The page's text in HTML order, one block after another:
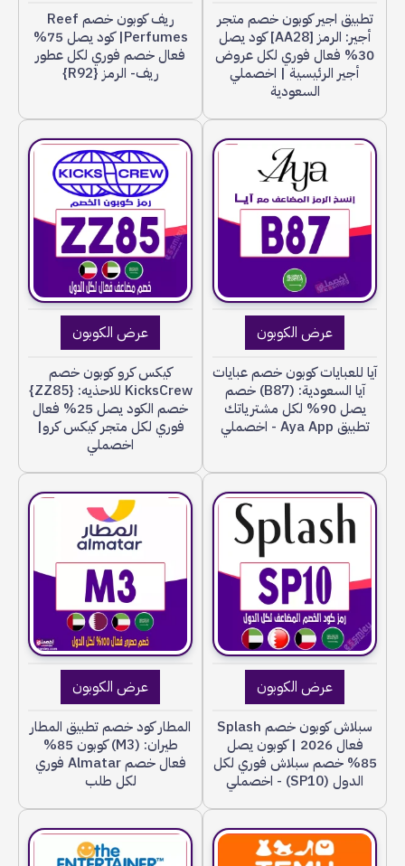
تطبيق اجير كوبون خصم متجر
أجير: الرمز [AA28] كود يصل
30% فعال فوري لكل عروض
أجير الرئيسية | اخصملي
السعودية
ريف كوبون خصم Reef
Perfumes| كود يصل 75%
فعال خصم فوري لكل عطور
ريف- الرمز {R92}
عرض الكوبون
آيا للعبايات كوبون خصم عبايات
آيا السعودية: (B87) خصم
يصل 90% لكل مشترياتك
تطبيق Aya App - اخصملي
عرض الكوبون
كيكس كرو كوبون خصم
KicksCrew للاحذيه: {ZZ85}
خصم الكود يصل 25% فعال
فوري لكل متجر كيكس كرو|
اخصملي
عرض الكوبون
سبلاش كوبون خصم Splash
فعال 2026 | كوبون يصل
85% خصم سبلاش فوري لكل
الدول (SP10) - اخصملي
عرض الكوبون
المطار كود خصم تطبيق المطار
طيران: (M3) كوبون 85%
فعال خصم Almatar فوري
لكل طلب